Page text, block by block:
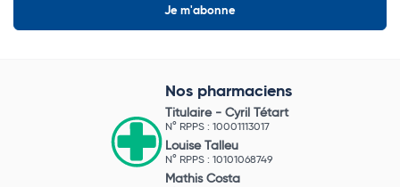
Nos pharmaciens
Titulaire - Cyril Tétart
N° RPPS : 10001113017
Louise Talleu
N° RPPS : 10101068749
Mathis Costa